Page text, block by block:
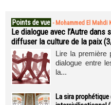
Points de vue - Mohammed El Mahdi
Le dialogue avec l’Autre dans
diffuser la culture de la paix
Lire la première
dialogue entre
la...
La sira